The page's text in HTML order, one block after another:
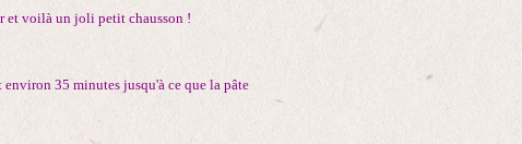
et voilà un joli petit chausson !
35 minutes jusqu'à ce que la pâte